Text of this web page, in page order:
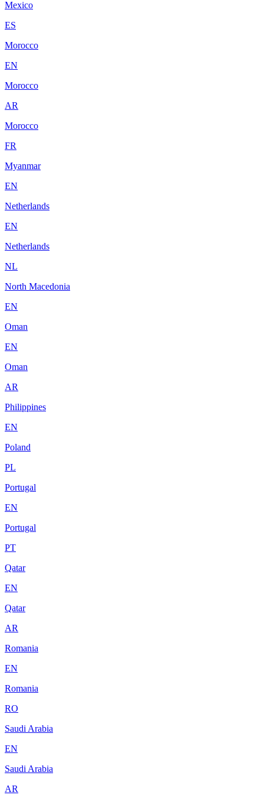
Mexico
ES
Morocco
EN
Morocco
AR
Morocco
FR
Myanmar
EN
Netherlands
EN
Netherlands
NL
North Macedonia
EN
Oman
EN
Oman
AR
Philippines
EN
Poland
PL
Portugal
EN
Portugal
PT
Qatar
EN
Qatar
AR
Romania
EN
Romania
RO
Saudi Arabia
EN
Saudi Arabia
AR